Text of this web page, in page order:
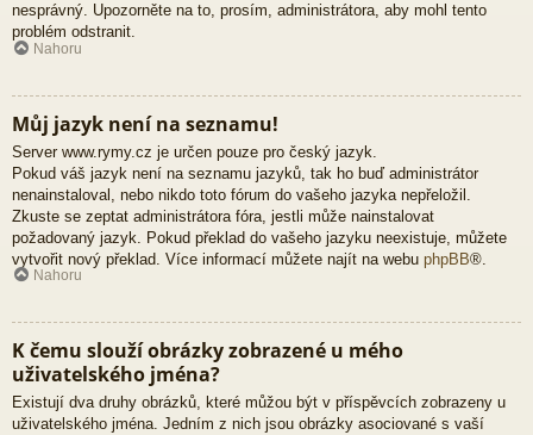
nesprávný. Upozorněte na to, prosím, administrátora, aby mohl tento
problém odstranit.
Nahoru
Můj jazyk není na seznamu!
Server www.rymy.cz je určen pouze pro český jazyk.
Pokud váš jazyk není na seznamu jazyků, tak ho buď administrátor
nenainstaloval, nebo nikdo toto fórum do vašeho jazyka nepřeložil.
Zkuste se zeptat administrátora fóra, jestli může nainstalovat
požadovaný jazyk. Pokud překlad do vašeho jazyku neexistuje, můžete
vytvořit nový překlad. Více informací můžete najít na webu phpBB®.
Nahoru
K čemu slouží obrázky zobrazené u mého
uživatelského jména?
Existují dva druhy obrázků, které můžou být v příspěvcích zobrazeny u
uživatelského jména. Jedním z nich jsou obrázky asociované s vaší